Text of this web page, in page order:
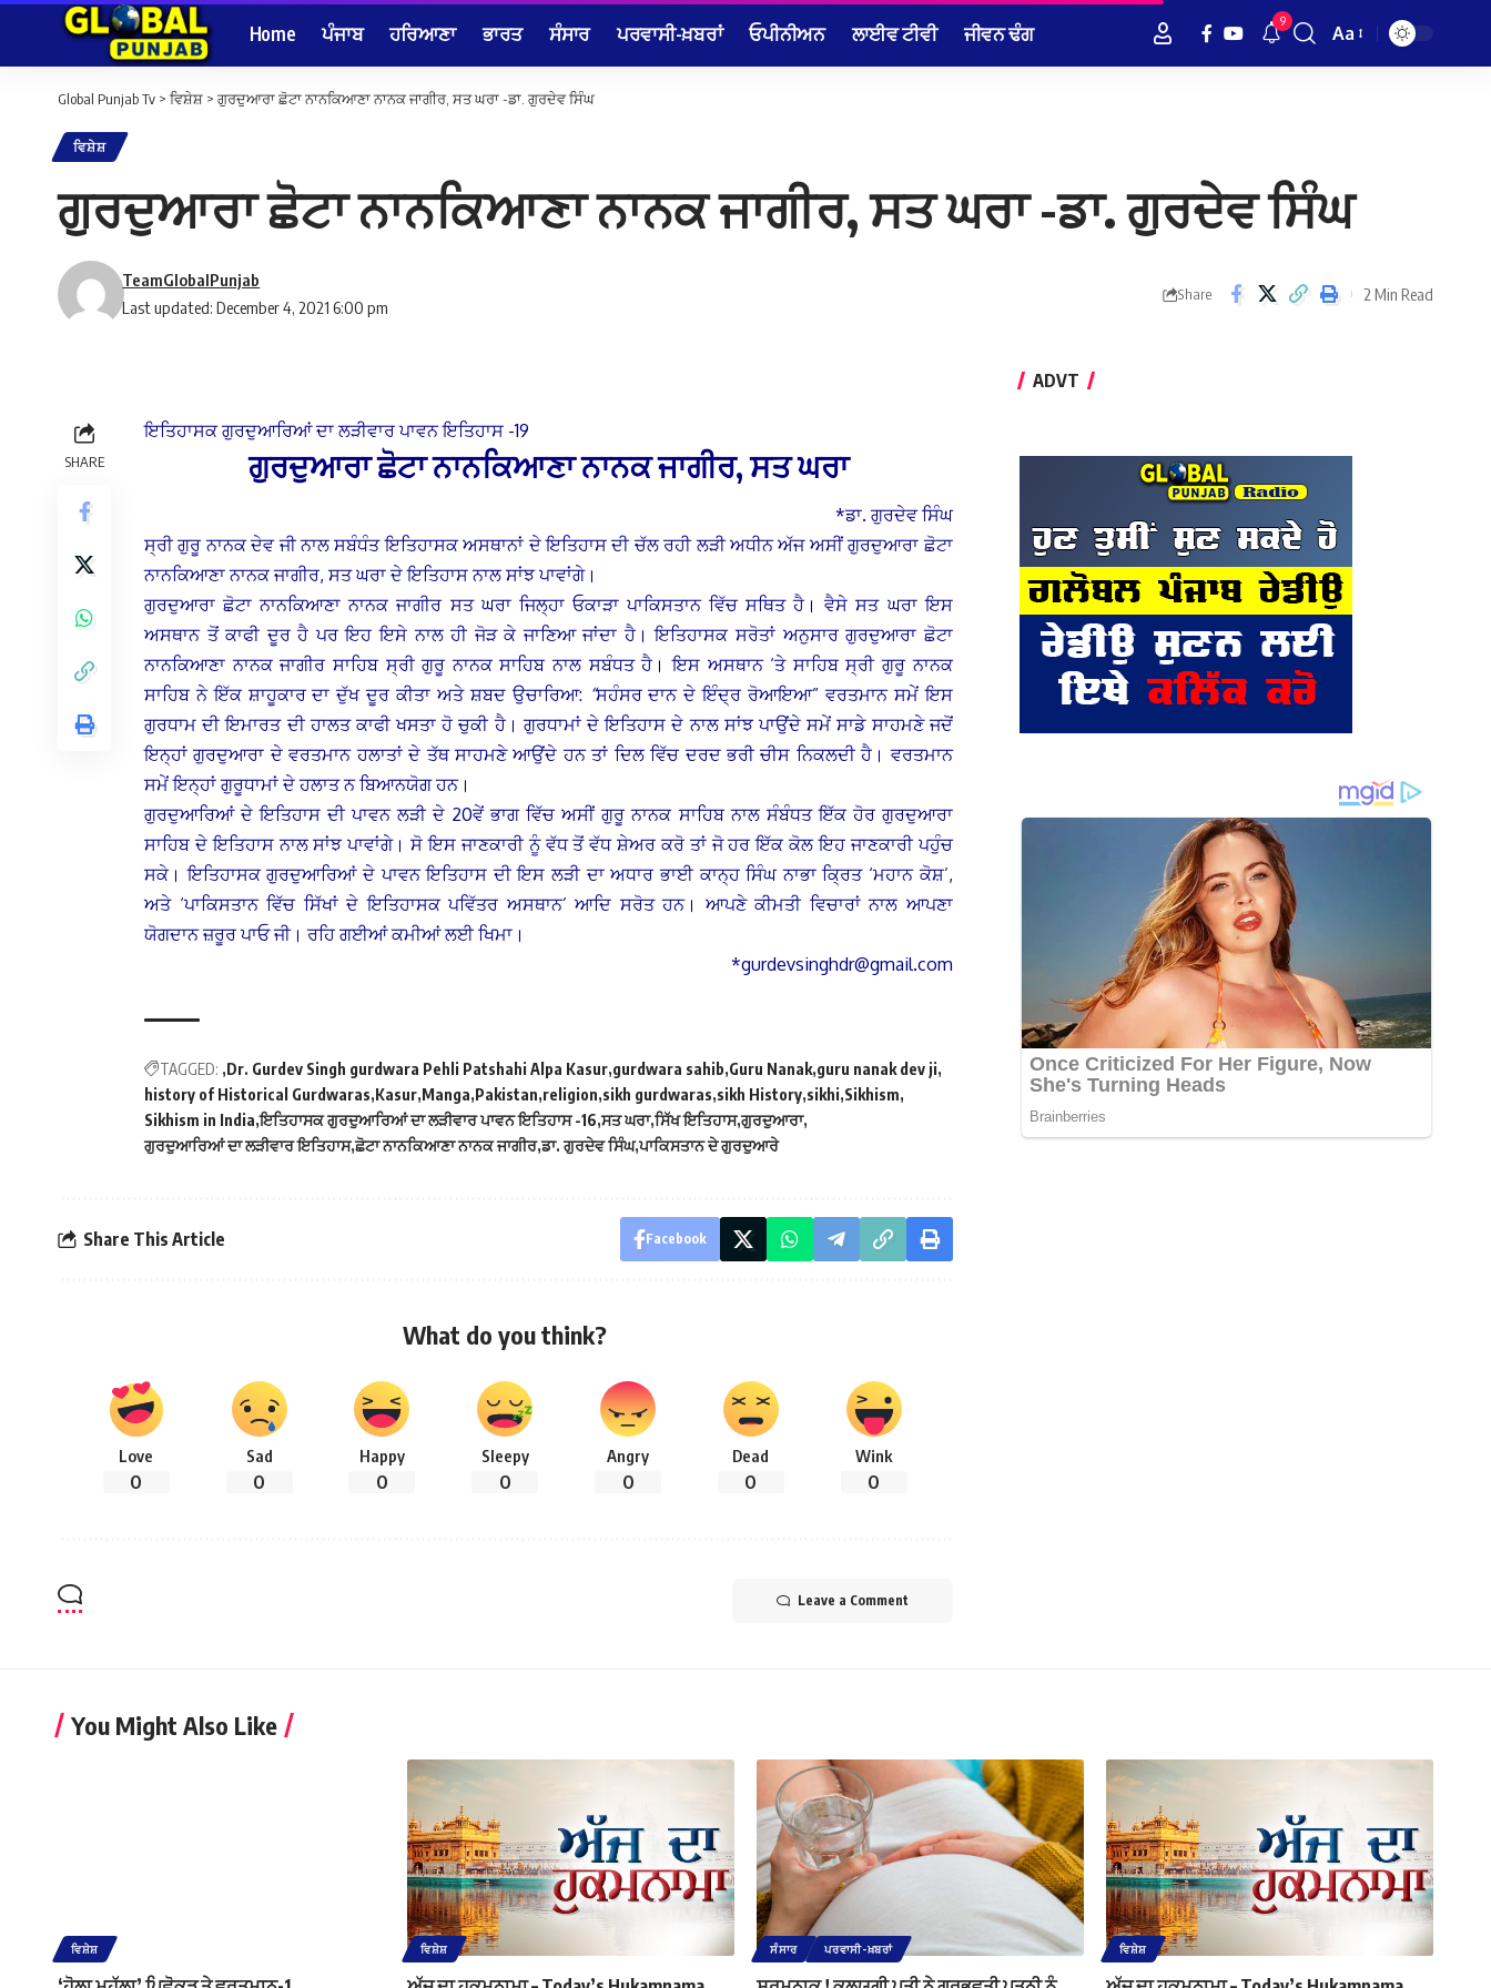
Home ਪੰਜਾਬ ਹਰਿਆਣਾ ਭਾਰਤ ਸੰਸਾਰ ਪਰਵਾਸੀ-ਖ਼ਬਰਾਂ ਓਪੀਨੀਅਨ ਲਾਈਵ ਟੀਵੀ ਜੀਵਨ ਢੰਗ 9
Font
Aa
Global Punjab Tv > ਵਿਸ਼ੇਸ਼ > ਗੁਰਦੁਆਰਾ ਛੋਟਾ ਨਾਨਕਿਆਣਾ ਨਾਨਕ ਜਾਗੀਰ, ਸਤ ਘਰਾ -ਡਾ. ਗੁਰਦੇਵ ਸਿੰਘ
ਵਿਸ਼ੇਸ਼
ਗੁਰਦੁਆਰਾ ਛੋਟਾ ਨਾਨਕਿਆਣਾ ਨਾਨਕ ਜਾਗੀਰ, ਸਤ ਘਰਾ -ਡਾ. ਗੁਰਦੇਵ ਸਿੰਘ
Last updated: December 4, 2021 6:00 pm
TeamGlobalPunjab
Share 2 Min Read
SHARE
ਇਤਿਹਾਸਕ ਗੁਰਦੁਆਰਿਆਂ ਦਾ ਲੜੀਵਾਰ ਪਾਵਨ ਇਤਿਹਾਸ -19
ਗੁਰਦੁਆਰਾ ਛੋਟਾ ਨਾਨਕਿਆਣਾ ਨਾਨਕ ਜਾਗੀਰ, ਸਤ ਘਰਾ
*ਡਾ. ਗੁਰਦੇਵ ਸਿੰਘ
ਸ੍ਰੀ ਗੁਰੂ ਨਾਨਕ ਦੇਵ ਜੀ ਨਾਲ ਸਬੰਧੰਤ ਇਤਿਹਾਸਕ ਅਸਥਾਨਾਂ ਦੇ ਇਤਿਹਾਸ ਦੀ ਚੱਲ ਰਹੀ ਲੜੀ ਅਧੀਨ ਅੱਜ ਅਸੀਂ ਗੁਰਦੁਆਰਾ ਛੋਟਾ
ਨਾਨਕਿਆਣਾ ਨਾਨਕ ਜਾਗੀਰ, ਸਤ ਘਰਾ ਦੇ ਇਤਿਹਾਸ ਨਾਲ ਸਾਂਝ ਪਾਵਾਂਗੇ।
ਗੁਰਦੁਆਰਾ ਛੋਟਾ ਨਾਨਕਿਆਣਾ ਨਾਨਕ ਜਾਗੀਰ ਸਤ ਘਰਾ ਜਿਲ੍ਹਾ ਓਕਾੜਾ ਪਾਕਿਸਤਾਨ ਵਿੱਚ ਸਥਿਤ ਹੈ। ਵੈਸੇ ਸਤ ਘਰਾ ਇਸ
ਅਸਥਾਨ ਤੋਂ ਕਾਫੀ ਦੂਰ ਹੈ ਪਰ ਇਹ ਇਸੇ ਨਾਲ ਹੀ ਜੋੜ ਕੇ ਜਾਣਿਆ ਜਾਂਦਾ ਹੈ। ਇਤਿਹਾਸਕ ਸਰੋਤਾਂ ਅਨੁਸਾਰ ਗੁਰਦੁਆਰਾ ਛੋਟਾ
ਨਾਨਕਿਆਣਾ ਨਾਨਕ ਜਾਗੀਰ ਸਾਹਿਬ ਸ੍ਰੀ ਗੁਰੂ ਨਾਨਕ ਸਾਹਿਬ ਨਾਲ ਸਬੰਧਤ ਹੈ। ਇਸ ਅਸਥਾਨ ‘ਤੇ ਸਾਹਿਬ ਸ੍ਰੀ ਗੁਰੂ ਨਾਨਕ
ਸਾਹਿਬ ਨੇ ਇੱਕ ਸ਼ਾਹੂਕਾਰ ਦਾ ਦੁੱਖ ਦੂਰ ਕੀਤਾ ਅਤੇ ਸ਼ਬਦ ਉਚਾਰਿਆ: “ਸਹੰਸਰ ਦਾਨ ਦੇ ਇੰਦ੍ਰ ਰੋਆਇਆ” ਵਰਤਮਾਨ ਸਮੇਂ ਇਸ
ਗੁਰਧਾਮ ਦੀ ਇਮਾਰਤ ਦੀ ਹਾਲਤ ਕਾਫੀ ਖਸਤਾ ਹੋ ਚੁਕੀ ਹੈ। ਗੁਰਧਾਮਾਂ ਦੇ ਇਤਿਹਾਸ ਦੇ ਨਾਲ ਸਾਂਝ ਪਾਉਂਦੇ ਸਮੇਂ ਸਾਡੇ ਸਾਹਮਣੇ ਜਦੋਂ
ਇਨ੍ਹਾਂ ਗੁਰਦੁਆਰਾ ਦੇ ਵਰਤਮਾਨ ਹਲਾਤਾਂ ਦੇ ਤੱਥ ਸਾਹਮਣੇ ਆਉਂਦੇ ਹਨ ਤਾਂ ਦਿਲ ਵਿੱਚ ਦਰਦ ਭਰੀ ਚੀਸ ਨਿਕਲਦੀ ਹੈ। ਵਰਤਮਾਨ
ਸਮੇਂ ਇਨ੍ਹਾਂ ਗੁਰੂਧਾਮਾਂ ਦੇ ਹਲਾਤ ਨ ਬਿਆਨਯੋਗ ਹਨ।
ਗੁਰਦੁਆਰਿਆਂ ਦੇ ਇਤਿਹਾਸ ਦੀ ਪਾਵਨ ਲੜੀ ਦੇ 20ਵੇਂ ਭਾਗ ਵਿੱਚ ਅਸੀਂ ਗੁਰੂ ਨਾਨਕ ਸਾਹਿਬ ਨਾਲ ਸੰਬੰਧਤ ਇੱਕ ਹੋਰ ਗੁਰਦੁਆਰਾ
ਸਾਹਿਬ ਦੇ ਇਤਿਹਾਸ ਨਾਲ ਸਾਂਝ ਪਾਵਾਂਗੇ। ਸੋ ਇਸ ਜਾਣਕਾਰੀ ਨੂੰ ਵੱਧ ਤੋਂ ਵੱਧ ਸ਼ੇਅਰ ਕਰੋ ਤਾਂ ਜੋ ਹਰ ਇੱਕ ਕੋਲ ਇਹ ਜਾਣਕਾਰੀ ਪਹੁੰਚ
ਸਕੇ। ਇਤਿਹਾਸਕ ਗੁਰਦੁਆਰਿਆਂ ਦੇ ਪਾਵਨ ਇਤਿਹਾਸ ਦੀ ਇਸ ਲੜੀ ਦਾ ਅਧਾਰ ਭਾਈ ਕਾਨ੍ਹ ਸਿੰਘ ਨਾਭਾ ਕ੍ਰਿਤ ‘ਮਹਾਨ ਕੋਸ਼’,
ਅਤੇ ‘ਪਾਕਿਸਤਾਨ ਵਿੱਚ ਸਿੱਖਾਂ ਦੇ ਇਤਿਹਾਸਕ ਪਵਿੱਤਰ ਅਸਥਾਨ’ ਆਦਿ ਸਰੋਤ ਹਨ। ਆਪਣੇ ਕੀਮਤੀ ਵਿਚਾਰਾਂ ਨਾਲ ਆਪਣਾ
ਯੋਗਦਾਨ ਜ਼ਰੂਰ ਪਾਓ ਜੀ। ਰਹਿ ਗਈਆਂ ਕਮੀਆਂ ਲਈ ਖਿਮਾ।
*gurdevsinghdr@gmail.com
TAGGED: Dr. Gurdev Singh gurdwara Pehli Patshahi Alpa Kasur gurdwara sahib Guru Nanak guru nanak dev ji
history of Historical Gurdwaras Kasur Manga Pakistan religion sikh gurdwaras sikh History sikhi Sikhism
Sikhism in India ਇਤਿਹਾਸਕ ਗੁਰਦੁਆਰਿਆਂ ਦਾ ਲੜੀਵਾਰ ਪਾਵਨ ਇਤਿਹਾਸ -16 ਸਤ ਘਰਾ ਸਿੱਖ ਇਤਿਹਾਸ ਗੁਰਦੁਆਰਾ
ਗੁਰਦੁਆਰਿਆਂ ਦਾ ਲੜੀਵਾਰ ਇਤਿਹਾਸ ਛੋਟਾ ਨਾਨਕਿਆਣਾ ਨਾਨਕ ਜਾਗੀਰ ਡਾ. ਗੁਰਦੇਵ ਸਿੰਘ ਪਾਕਿਸਤਾਨ ਦੇ ਗੁਰਦੁਆਰੇ
Share This Article Facebook
What do you think?
Love
0
Sad
0
Happy
0
Sleepy
0
Angry
0
Dead
0
Wink
0
Leave a Comment
ADVT
You Might Also Like
ਵਿਸ਼ੇਸ਼ ਵਿਸ਼ੇਸ਼ ਸੰਸਾਰ ਪਰਵਾਸੀ-ਖ਼ਬਰਾਂ ਵਿਸ਼ੇਸ਼